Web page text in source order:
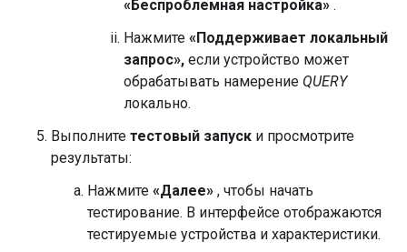
«Беспроблемная настройка» .
Нажмите «Поддерживает локальный
запрос», если устройство может
обрабатывать намерение QUERY
локально.
Выполните тестовый запуск и просмотрите
результаты:
Нажмите «Далее» , чтобы начать
тестирование. В интерфейсе отображаются
тестируемые устройства и характеристики.